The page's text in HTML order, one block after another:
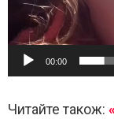
00:00
Читайте також: